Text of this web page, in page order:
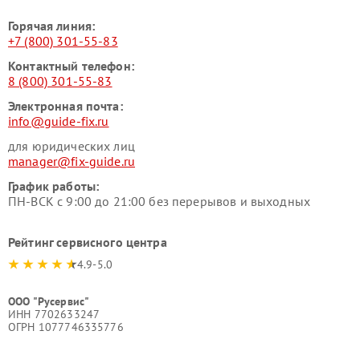
Горячая линия:
+7 (800) 301-55-83
Контактный телефон:
8 (800) 301-55-83
Электронная почта:
info@guide-fix.ru
для юридических лиц
manager@fix-guide.ru
График работы:
ПН-ВСК с 9:00 до 21:00 без перерывов и выходных
Рейтинг сервисного центра
4.9-5.0
ООО "Русервис"
ИНН 7702633247
ОГРН 1077746335776